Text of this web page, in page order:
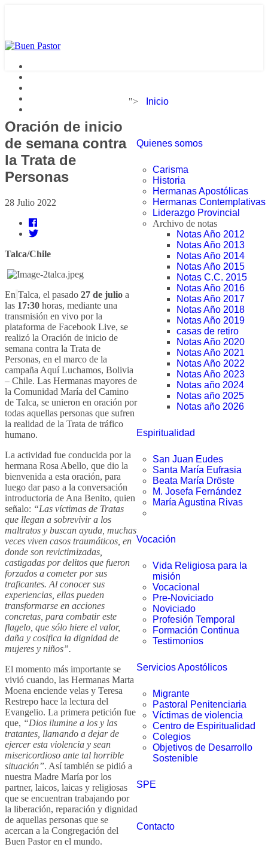
"> Inicio
Quienes somos
Carisma
Historia
Hermanas Apostólicas
Hermanas Contemplativas
Liderazgo Provincial
Archivo de notas
Notas Año 2012
Notas Año 2013
Notas Año 2014
Notas Año 2015
Notas C.C. 2015
Notas Año 2016
Notas Año 2017
Notas Año 2018
Notas Año 2019
casas de retiro
Notas Año 2020
Notas Año 2021
Notas Año 2022
Notas Año 2023
Notas año 2024
Notas año 2025
Notas año 2026
Espiritualidad
San Juan Eudes
Santa María Eufrasia
Beata María Dröste
M. Josefa Fernández
María Agustina Rivas
Vocación
Vida Religiosa para la
misión
Vocacional
Pre-Noviciado
Noviciado
Profesión Temporal
Formación Continua
Testimonios
Servicios Apostólicos
Migrante
Pastoral Penitenciaria
Víctimas de violencia
Centro de Espiritualidad
Colegios
Objetivos de Desarrollo
Sostenible
SPE
Contacto
Oración de inicio
de semana contra
la Trata de
Personas
28 Julio 2022
Talca/Chile
En Talca, el pasado 27 de julio a
las 17:30 horas, mediante una
transmisión en vivo por la
plataforma de Facebook Live, se
realizó la Oración de inicio de
semana contra la Trata de
Personas, en el marco de la
campaña Aquí Luchamos, Bolivia
– Chile. Las Hermanas mayores de
la Comunidad María del Camino
de Talca, se unieron en oración por
todas aquellas personas que sufren
la realidad de la Trata de tráfico
humano.
La actividad fue conducida por la
hermana Rosa Abello, que dio la
bienvenida a esta oración, para
luego dar paso a la conversación
introductoria de Ana Benito, quien
señalo: “Las víctimas de Tratas
que llegan a sobrevivir a los
maltratos y buscan ayuda, muchas
veces viven casos traumáticos, en
donde son revictimizadas,
castigadas por delitos que fueron
forzados a cometer por sus
traficantes. Al conocer sus
experiencias, ellas pueden
transformarse en acciones
concretas, para combatir este
flagelo, que sólo hiere el valor,
daña y cosifica la dignidad de
mujeres y niños”.
El momento más importante se
vivió cuando, las Hermanas Marta
Moena enciende velas y Teresa
Restrepo hace la lectura del
Evangelio. La primera petición fue
que, “Dios ilumine a los y las
tratantes, llamando a dejar de
ejercer esta violencia y sean
misericordioso ante tal horrible
situación”. Así también se pidió a
nuestra Madre María por los
partner, laicos, laicas y religiosas
que se encuentran trabajando por
la liberación, reparación y dignidad
de aquellas personas que se
acercan a la Congregación del
Buen Pastor en el mundo.